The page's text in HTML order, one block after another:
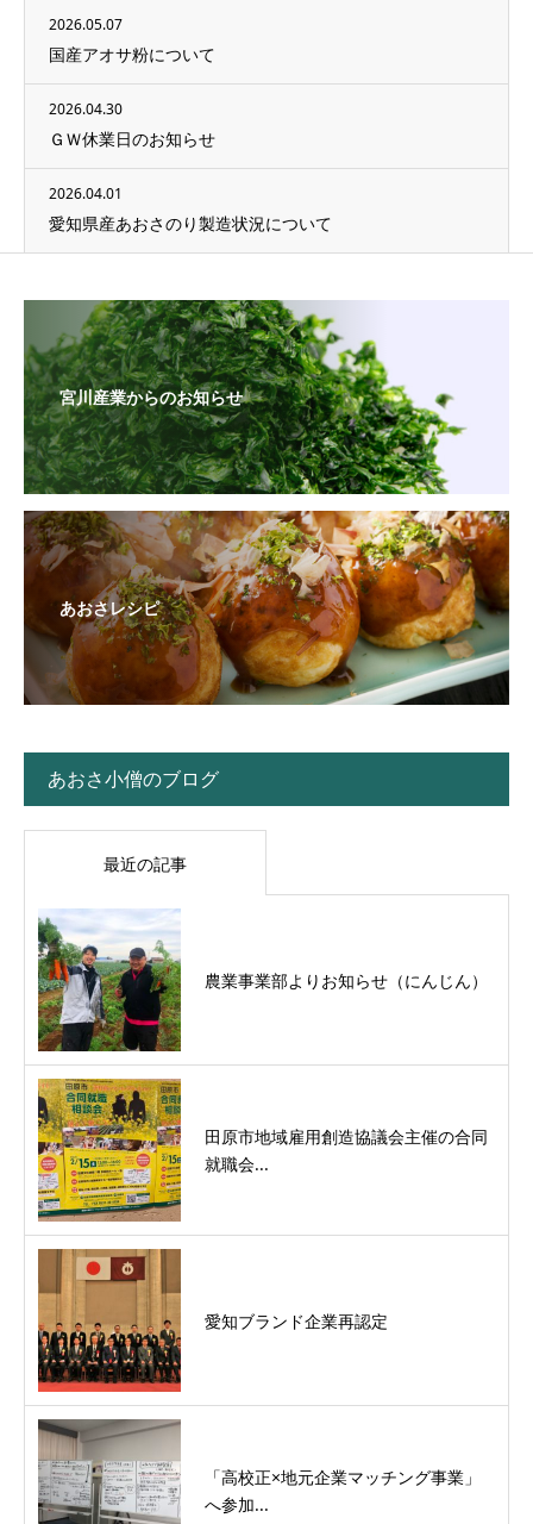
2026.05.07
国産アオサ粉について
2026.04.30
ＧＷ休業日のお知らせ
2026.04.01
愛知県産あおさのり製造状況について
宮川産業からのお知らせ
あおさレシピ
あおさ小僧のブログ
最近の記事
農業事業部よりお知らせ（にんじん）
田原市地域雇用創造協議会主催の合同
就職会...
愛知ブランド企業再認定
「高校正×地元企業マッチング事業」
へ参加...